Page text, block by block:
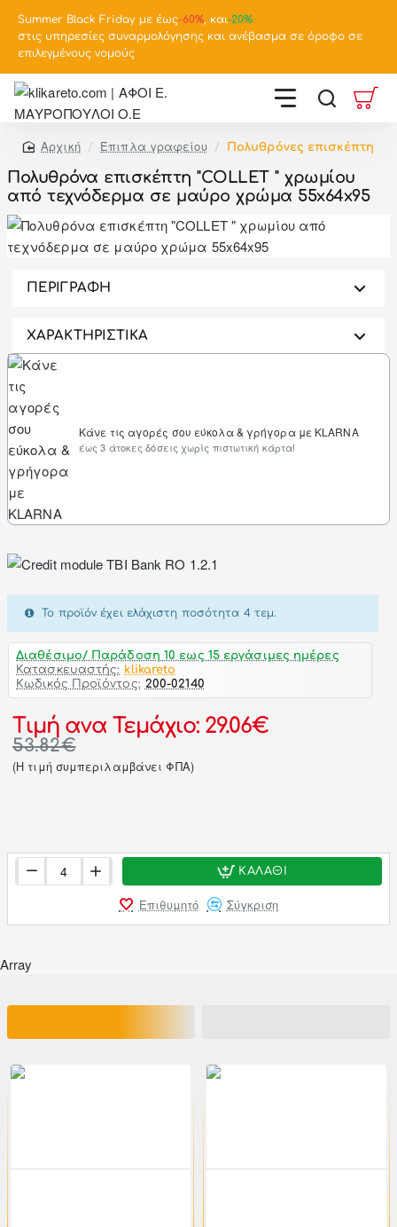
Summer Black Friday με έως-60%, και-20%
στις υπηρεσίες συναρμολόγησης και ανέβασμα σε όροφο σε
επιλεγμένους νομούς
home
Έπιπλα γραφείου Πολυθρόνες επισκέπτη
Πολυθρόνα επισκέπτη "COLLET " χρωμίου
από τεχνόδερμα σε μαύρο χρώμα 55x64x95
ΠΕΡΙΓΡΑΦΗ
ΧΑΡΑΚΤΗΡΙΣΤΙΚΑ
Κάνε τις αγορές σου εύκολα & γρήγορα με KLARNA
έως 3 άτοκες δόσεις χωρίς πιστωτική κάρτα!
Διαθέσιμο/ Παράδοση 10 εως 15 εργάσιμες ημέρες
Κατασκευαστής: klikareto
Κωδικός Προϊόντος: 200-02140
Τιμή ανα Τεμάχιο: 29.06€
53.82€
(H τιμή συμπεριλαμβάνει ΦΠΑ)
ΚΑΛΆΘΙ
Επιθυμητό Σύγκριση
Το προϊόν έχει ελάχιστη ποσότητα 4 τεμ.
Array
-46% -46%